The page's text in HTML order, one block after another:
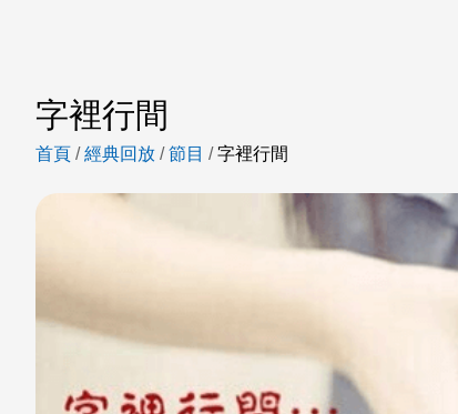
字裡行間
首頁 /經典回放 /節目 /字裡行間